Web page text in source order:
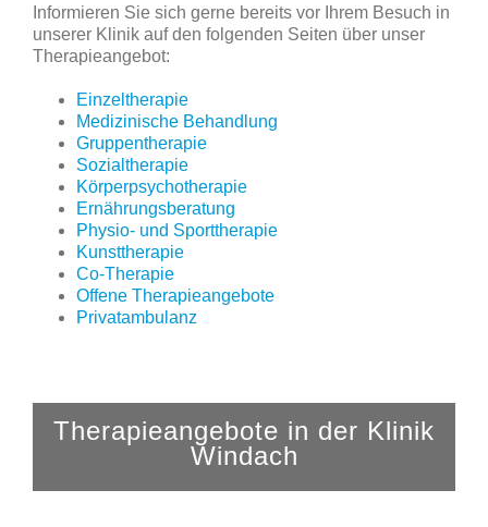
Informieren Sie sich gerne bereits vor Ihrem Besuch in
unserer Klinik auf den folgenden Seiten über unser
Therapieangebot:
Einzeltherapie
Medizinische Behandlung
Gruppentherapie
Sozialtherapie
Körperpsychotherapie
Ernährungsberatung
Physio- und Sporttherapie
Kunsttherapie
Co-Therapie
Offene Therapieangebote
Privatambulanz
Therapieangebote in der Klinik
Windach